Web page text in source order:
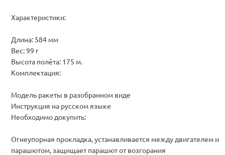
Характеристики:
Длина: 584 мм
Вес: 99 г
Высота полёта: 175 м.
Комплектация:
Модель ракеты в разобранном виде
Инструкция на русском языке
Необходимо докупить:
Огнеупорная прокладка, устанавливается между двигателем и
парашютом, защищает парашют от возгорания